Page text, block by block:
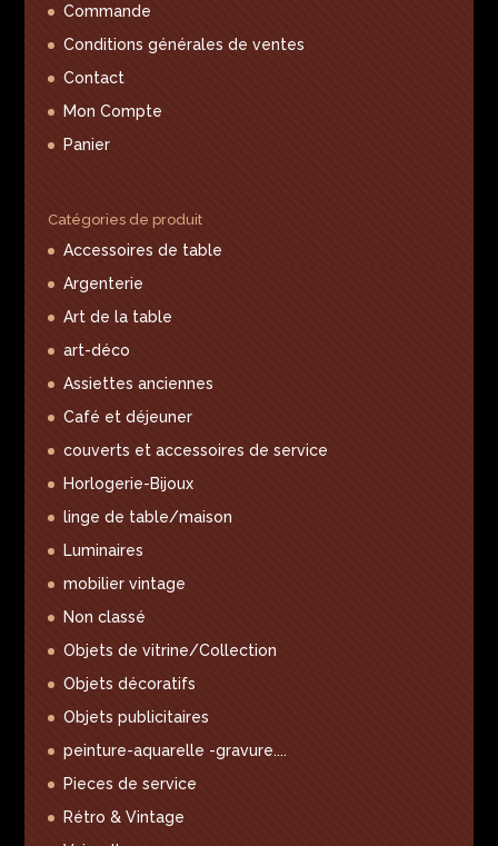
Commande
Conditions générales de ventes
Contact
Mon Compte
Panier
Catégories de produit
Accessoires de table
Argenterie
Art de la table
art-déco
Assiettes anciennes
Café et déjeuner
couverts et accessoires de service
Horlogerie-Bijoux
linge de table/maison
Luminaires
mobilier vintage
Non classé
Objets de vitrine/Collection
Objets décoratifs
Objets publicitaires
peinture-aquarelle -gravure....
Pieces de service
Rétro & Vintage